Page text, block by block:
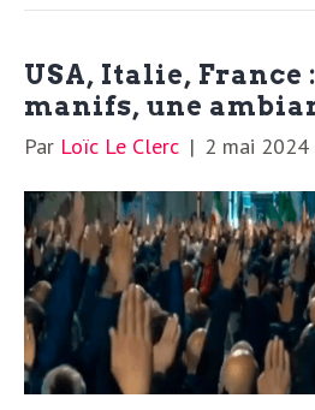
USA, Italie, France
manifs, une
Par Loïc Le Clerc | 2 mai 2024